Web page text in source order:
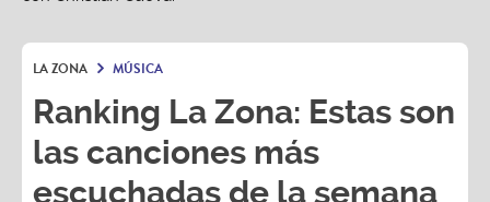
LA ZONA MÚSICA
Ranking La Zona: Estas son
las canciones más
escuchadas de la semana